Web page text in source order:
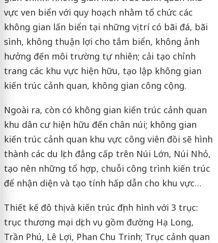
vực ven biển với quy hoạch nhằm tổ chức các
không gian lấn biển tại những vị trí có bãi đá, bãi
sình, không thuận lợi cho tắm biển, không ảnh
hưởng đến môi trường tự nhiên; cải tạo chỉnh
trang các khu vực hiện hữu, tạo lập không gian
kiến trúc cảnh quan, không gian công cộng.
Ngoài ra, còn có không gian kiến trúc cảnh quan
khu dân cư hiện hữu đến chân núi; không gian
kiến trúc cảnh quan khu vực công viên đồi sẽ hình
thành các du lịch đẳng cấp trên Núi Lớn, Núi Nhỏ,
tạo nên những tổ hợp, chuỗi công trình kiến trúc
để nhận diện và tạo tính hấp dẫn cho khu vực…
Thiết kế đô thị và kiến trúc định hình với 3 trục:
trục thương mại dịch vụ gồm đường Hạ Long,
Trần Phú, Lê Lợi, Phan Chu Trinh; Trục cảnh quan